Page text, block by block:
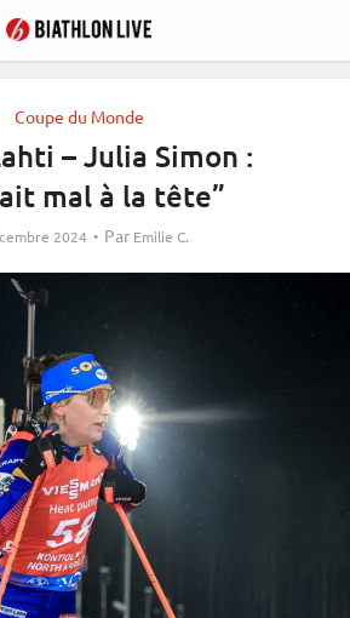
Coupe du Monde
– Julia Simon :
mal à la tête”
2024 Par Emilie C.